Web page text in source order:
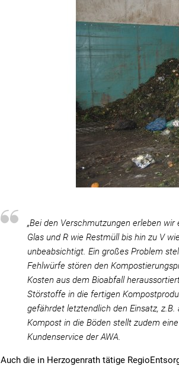
„Bei den Verschmutzungen erleben
Glas und R wie Restmüll bis hin zu V
unbeabsichtigt. Ein großes Problem
Fehlwürfe stören den
Kosten aus dem Bioabfall
Störstoffe in die fertigen
gefährdet letztendlich den Einsatz,
Kompost in die Böden stellt zudem
Kundenservice der AWA.
Auch die in Herzogenrath tätige